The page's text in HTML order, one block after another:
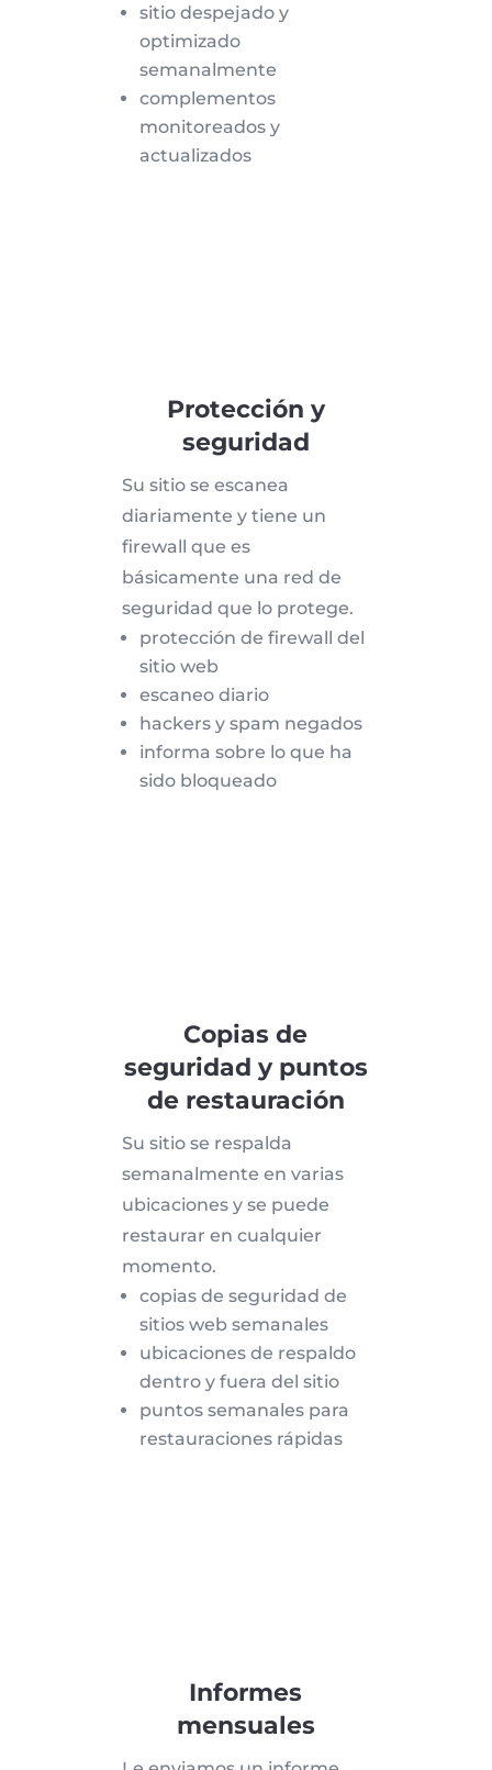
sitio despejado y
optimizado
semanalmente
complementos
monitoreados y
actualizados
Protección y
seguridad
Su sitio se escanea
diariamente y tiene un
firewall que es
básicamente una red de
seguridad que lo protege.
protección de firewall del
sitio web
escaneo diario
hackers y spam negados
informa sobre lo que ha
sido bloqueado
Copias de
seguridad y puntos
de restauración
Su sitio se respalda
semanalmente en varias
ubicaciones y se puede
restaurar en cualquier
momento.
copias de seguridad de
sitios web semanales
ubicaciones de respaldo
dentro y fuera del sitio
puntos semanales para
restauraciones rápidas
Informes
mensuales